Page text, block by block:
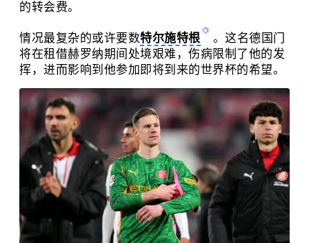
的转会费。
情况最复杂的或许要数特尔施特根
。这名德国门
将在租借赫罗纳期间处境艰难，伤病限制了他的发
挥，进而影响到他参加即将到来的世界杯的希望。